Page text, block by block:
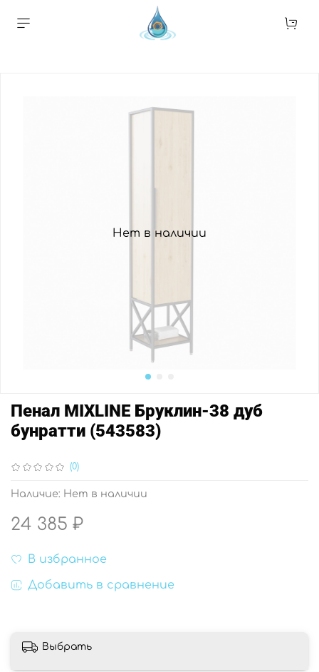
Нет в наличии
(0)
Наличие: Нет в наличии
Пенал MIXLINE Бруклин-38 дуб
бунратти (543583)
24 385 ₽
В избранное
Добавить в сравнение
Выбрать